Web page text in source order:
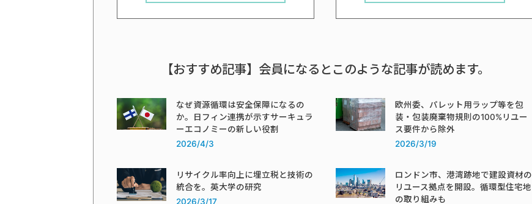
【おすすめ記事】会員になるとこのような記事が読めます。
なぜ資源循環は安全保障になるの
か。日フィン連携が示すサーキュラ
ーエコノミーの新しい役割
2026/4/3
欧州委、パレット用ラップ等を包
装・包装廃棄物規則の100%リユー
ス要件から除外
2026/3/19
リサイクル率向上に埋立税と技術の
統合を。英大学の研究
2026/3/17
ロンドン市、港湾跡地で建設資材の
リユース拠点を開設。循環型住宅地
の取り組みも